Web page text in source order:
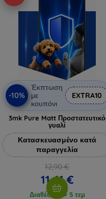
-10%
Έκπτωση
με
κουπόνι
EXTRA10
3mk Pure Matt Προστατευτικό
γυαλί
Κατασκευασμένο κατά
παραγγελία
12,90 €
11,61 €
Διαθέσιμο > 5 τεμ